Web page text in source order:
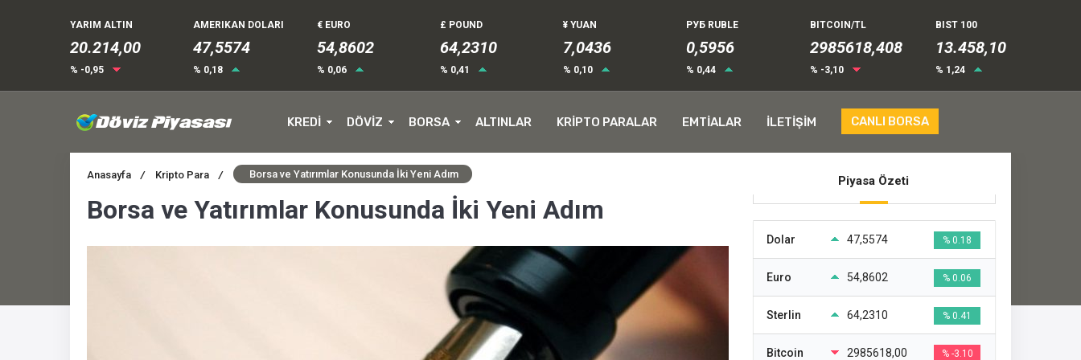
YARIM ALTIN
20.214,00
% -0,95
AMERIKAN DOLARI
47,5574
% 0,18
€ EURO
54,8604
% 0,06
£ POUND
64,2310
% 0,41
¥ YUAN
7,0436
% 0,10
РУБ RUBLE
0,5963
% 0,44
BITCOIN/TL
2985618,408
% -3,10
BIST 100
13.458,10
% 1,24
KREDİ DÖVİZ BORSA ALTINLAR KRİPTO PARALAR EMTİALAR İLETİŞİM CANLI BORSA
Anasayfa / Kripto Para / Borsa ve Yatırımlar Konusunda İki Yeni Adım
Borsa ve Yatırımlar Konusunda İki Yeni Adım
Piyasa Özeti
Dolar 47,5574 % 0.18
Euro 54,8602 % 0.06
Sterlin 64,2310 % 0.41
Bitcoin 2985618,00 % -3.10